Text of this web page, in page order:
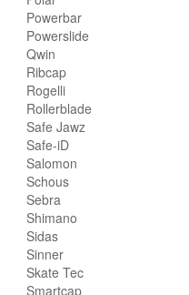
Powerbar
Powerslide
Qwin
Ribcap
Rogelli
Rollerblade
Safe Jawz
Safe-iD
Salomon
Schous
Sebra
Shimano
Sidas
Sinner
Skate Tec
Smartcap